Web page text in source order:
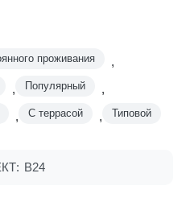
проживания ,
, Популярный ,
, С террасой , Типовой
В24